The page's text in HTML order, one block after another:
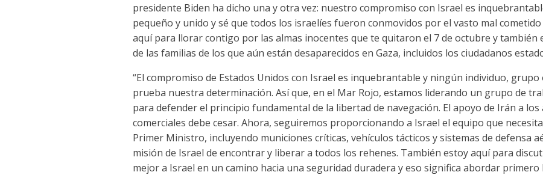
presidente Biden ha dicho una y otra vez: nuestro compromiso con Israel es
pequeño y unido y sé que todos los israelíes fueron conmovidos por el vasto mal
aquí para llorar contigo por las almas inocentes que te quitaron el 7 de octubre y también
de las familias de los que aún están desaparecidos en Gaza, incluidos los ciudadanos
“El compromiso de Estados Unidos con Israel es inquebrantable y ningún individuo,
prueba nuestra determinación. Así que, en el Mar Rojo, estamos liderando un grupo de
para defender el principio fundamental de la libertad de navegación. El apoyo de Irán a
comerciales debe cesar. Ahora, seguiremos proporcionando a Israel el equipo que
Primer Ministro, incluyendo municiones críticas, vehículos tácticos y sistemas de defensa
misión de Israel de encontrar y liberar a todos los rehenes. También estoy aquí para
mejor a Israel en un camino hacia una seguridad duradera y eso significa abordar primero